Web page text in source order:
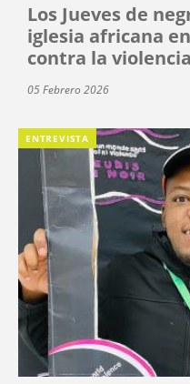
Los Jueves de
iglesia africana
contra la
05 Febrero 2026
ENTREVISTA